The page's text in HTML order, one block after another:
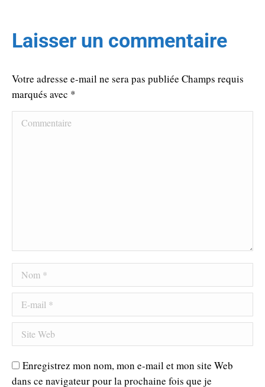
Laisser un commentaire
Votre adresse e-mail ne sera pas publiée Champs requis
marqués avec *
Commentaire
Nom *
E-mail *
Site Web
Enregistrez mon nom, mon e-mail et mon site Web
dans ce navigateur pour la prochaine fois que je